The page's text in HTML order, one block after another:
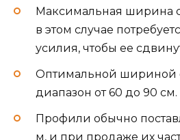
Максимальная ширина
в этом случае
усилия, чтобы ее
Оптимальной шириной
диапазон от 60 до 90 см.
Профили обычно
м, и при продаже их